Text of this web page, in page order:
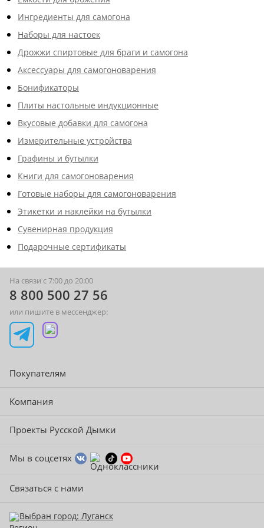
Ингредиенты для самогона
Наборы для настоек
Дрожжи спиртовые для браги и самогона
Аксессуары для самогоноварения
Бонификаторы
Плиты настольные индукционные
Вкусовые добавки для самогона
Измерительные устройства
Графины и бутылки
Книги для самогоноварения
Готовые наборы для самогоноварения
Этикетки и наклейки на бутылки
Сувенирная продукция
Подарочные сертификаты
На связи с 7:00 до 20:00
8 800 500 27 56
или пишите в мессенджер:
Покупателям
Компания
Проекты Русской Дымки
Мы в соцсетях
Связаться с нами
Выбран город: Луганск